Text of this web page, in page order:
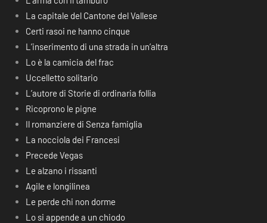
La capitale del Cantone del Vallese
Certi rasoi ne hanno cinque
L’inserimento di una strada in un’altra
Lo è la camicia del frac
Uccelletto solitario
L’autore di Storie di ordinaria follia
Ricoprono le pigne
Il romanziere di Senza famiglia
La nocciola dei Francesi
Precede Vegas
Le alzano i rissanti
Agile e longilinea
Le perde chi non dorme
Lo si appende a un chiodo